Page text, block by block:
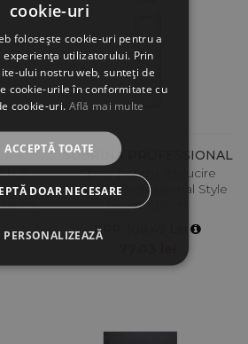
Nail
ml
SUBRINA PROFESSIONAL
Spray pentru stralucire
Subrina Professional Style
Finish, 300ml
PRP: 108.49 Lei
cookie-uri
folosește cookie-uri pentru a
utilizatorului. Prin
ului nostru web, sunteți de
cookie-urile în conformitate cu
cookie-uri. Află mai multe
ACCEPTĂ TOATE
DOAR NECESARE
PERSONALIZEAZĂ